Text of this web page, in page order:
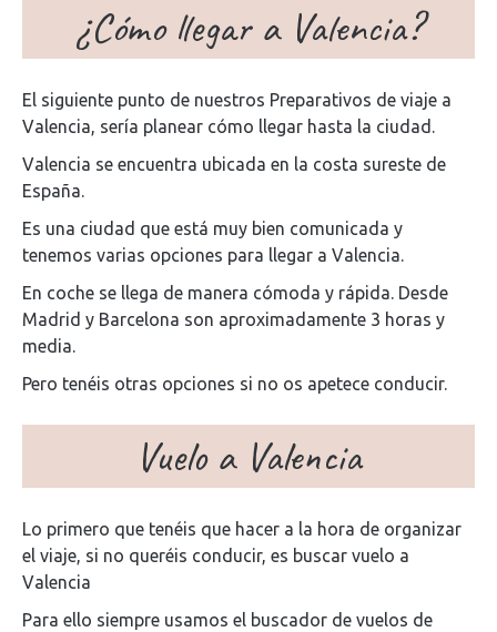
¿Cómo llegar a Valencia?
El siguiente punto de nuestros Preparativos de viaje a
Valencia, sería planear cómo llegar hasta la ciudad.
Valencia se encuentra ubicada en la costa sureste de
España.
Es una ciudad que está muy bien comunicada y
tenemos varias opciones para llegar a Valencia.
En coche se llega de manera cómoda y rápida. Desde
Madrid y Barcelona son aproximadamente 3 horas y
media.
Pero tenéis otras opciones si no os apetece conducir.
Vuelo a Valencia
Lo primero que tenéis que hacer a la hora de organizar
el viaje, si no queréis conducir, es buscar vuelo a
Valencia
Para ello siempre usamos el buscador de vuelos de